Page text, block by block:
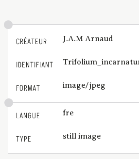
CRÉATEUR J.A.M Arnaud
IDENTIFIANT
FORMAT image/jpeg
LANGUE fre
TYPE still image